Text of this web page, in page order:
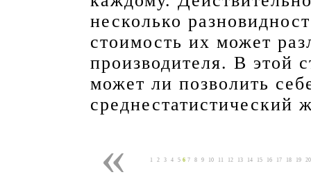
несколько
стоимость их может
производителя. В этой
может ли позволить
среднестатистический
« 1 2 3 4 5 6 7 8 9 10 11 12 13 14 15 16 17 18 19 20